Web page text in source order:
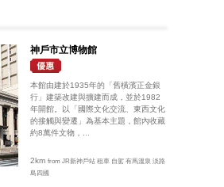
神戶市立博物館
本館由建於1935年的「舊橫濱正金銀
行」建築改建與擴建而成，並於1982
年開館。以「國際文化交流、東西文化
的接觸與變遷」為基本主題，館內收藏
約8萬件文物，...
2kmfrom JR新神戶站 租車 自駕 有馬溫泉 淡路
島四國